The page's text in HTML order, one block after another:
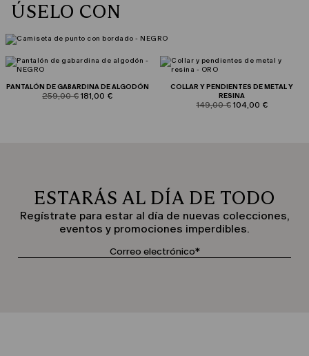
ÚSELO CON
PANTALÓN DE GABARDINA DE ALGODÓN
product.price.original
259,00 €product.price.sale
181,00 €
COLLAR Y PENDIENTES DE METAL Y
RESINA
product.price.original
149,00 €product.price.sale
104,00 €
ESTARÁS AL DÍA DE TODO
Regístrate para estar al día de nuevas colecciones,
eventos y promociones imperdibles.